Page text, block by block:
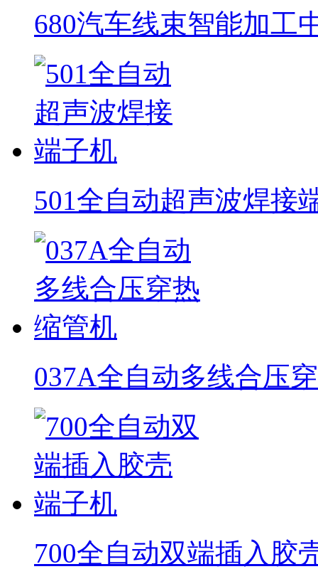
680汽车线束智能加工
501全自动超声波焊接
037A全自动多线合压
700全自动双端插入胶